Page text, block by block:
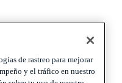
de rastreo para mejorar
y el tráfico en nuestro